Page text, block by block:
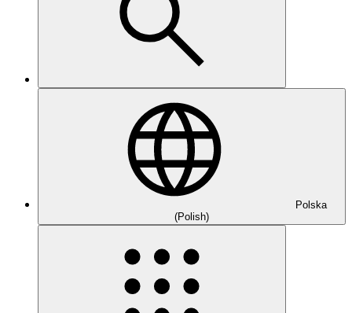
Polska
(Polish)